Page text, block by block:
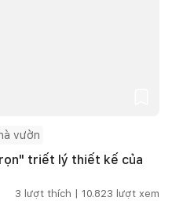
vườn
triết lý thiết kế của
3 lượt thích | 10.823 lượt xem